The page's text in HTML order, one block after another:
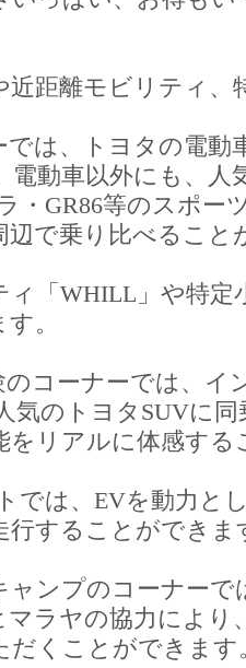
近距離モビリティ、
は、トヨタの電動
電動車以外にも、人
・GR86等のスポー
辺で乗り比べること
ィ「WHILL」や特定
。
のコーナーでは、イ
気のトヨタSUVに
をリアルに体感する
では、EVを動力と
行することができま
ャンプのコーナーで
マラヤの協力により
だくことができます